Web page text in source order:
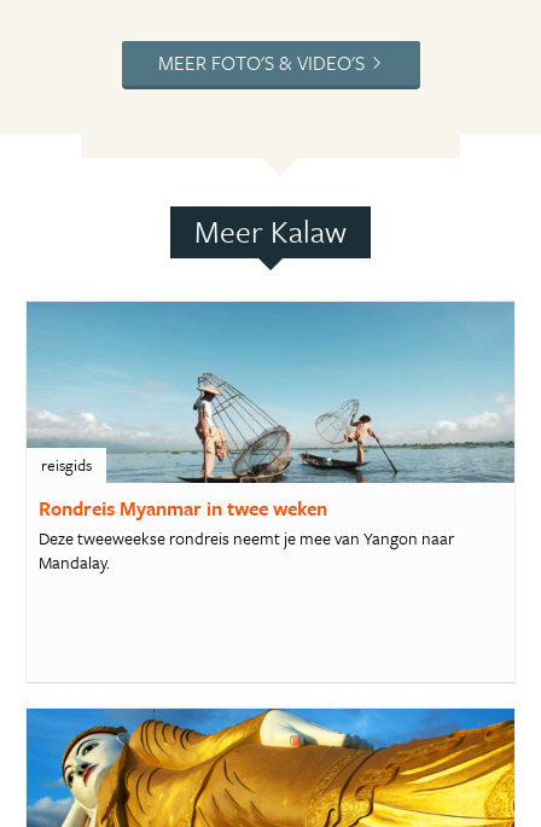
MEER FOTO'S & VIDEO'S
Meer Kalaw
reisgids
Rondreis Myanmar in twee weken
Deze tweeweekse rondreis neemt je mee van Yangon naar
Mandalay.